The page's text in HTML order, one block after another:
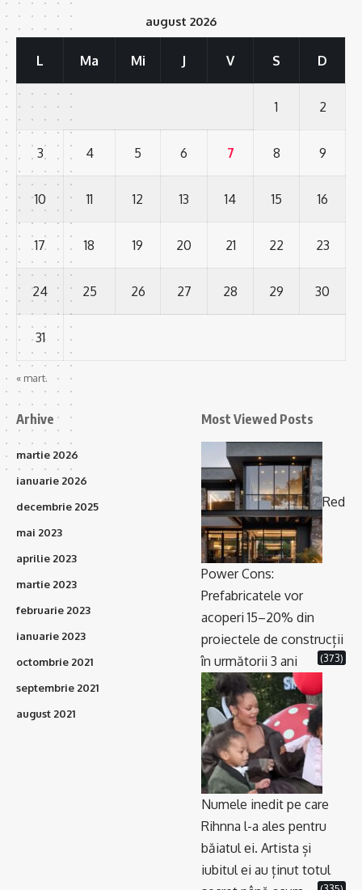
august 2026
L Ma Mi J V S D
1 2
3 4 5 6 7 8 9
10 11 12 13 14 15 16
17 18 19 20 21 22 23
24 25 26 27 28 29 30
31
« mart.
Arhive
martie 2026
ianuarie 2026
decembrie 2025
mai 2023
aprilie 2023
martie 2023
februarie 2023
ianuarie 2023
octombrie 2021
septembrie 2021
august 2021
Most Viewed Posts
Red
Power Cons:
Prefabricatele vor
acoperi 15–20% din
proiectele de construcții
în următorii 3 ani
(373)
Numele inedit pe care
Rihnna l-a ales pentru
băiatul ei. Artista și
iubitul ei au ținut totul